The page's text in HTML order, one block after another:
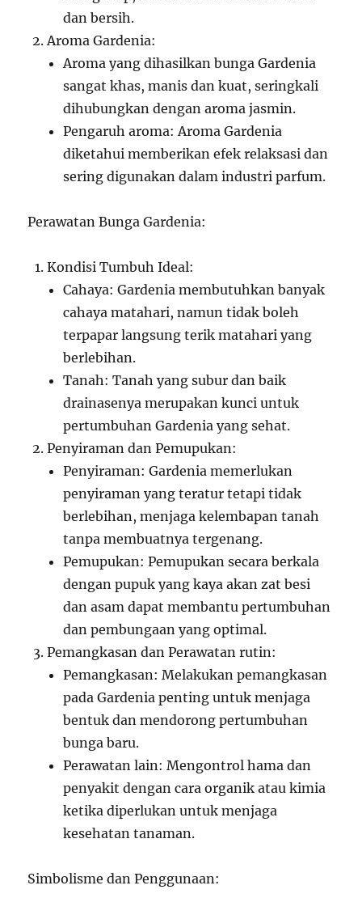
dan bersih.
Aroma Gardenia:
Aroma yang dihasilkan bunga Gardenia
sangat khas, manis dan kuat, seringkali
dihubungkan dengan aroma jasmin.
Pengaruh aroma: Aroma Gardenia
diketahui memberikan efek relaksasi dan
sering digunakan dalam industri parfum.
Perawatan Bunga Gardenia:
Kondisi Tumbuh Ideal:
Cahaya: Gardenia membutuhkan banyak
cahaya matahari, namun tidak boleh
terpapar langsung terik matahari yang
berlebihan.
Tanah: Tanah yang subur dan baik
drainasenya merupakan kunci untuk
pertumbuhan Gardenia yang sehat.
Penyiraman dan Pemupukan:
Penyiraman: Gardenia memerlukan
penyiraman yang teratur tetapi tidak
berlebihan, menjaga kelembapan tanah
tanpa membuatnya tergenang.
Pemupukan: Pemupukan secara berkala
dengan pupuk yang kaya akan zat besi
dan asam dapat membantu pertumbuhan
dan pembungaan yang optimal.
Pemangkasan dan Perawatan rutin:
Pemangkasan: Melakukan pemangkasan
pada Gardenia penting untuk menjaga
bentuk dan mendorong pertumbuhan
bunga baru.
Perawatan lain: Mengontrol hama dan
penyakit dengan cara organik atau kimia
ketika diperlukan untuk menjaga
kesehatan tanaman.
Simbolisme dan Penggunaan: